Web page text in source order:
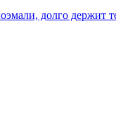
долго держит